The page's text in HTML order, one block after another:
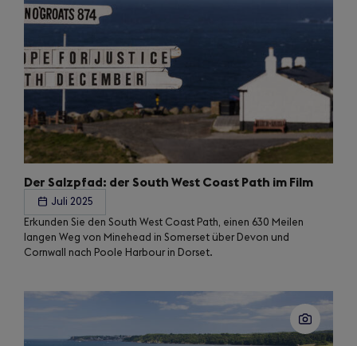
Der Salzpfad: der South West Coast Path im Film
Juli 2025
Erkunden Sie den South West Coast Path, einen 630 Meilen
langen Weg von Minehead in Somerset über Devon und
Cornwall nach Poole Harbour in Dorset.